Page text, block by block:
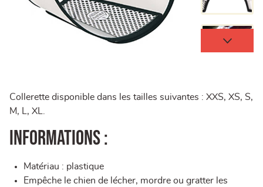
Collerette disponible dans les tailles suivantes : XXS, XS, S,
M, L, XL.
Informations :
Matériau : plastique
Empêche le chien de lécher, mordre ou gratter les